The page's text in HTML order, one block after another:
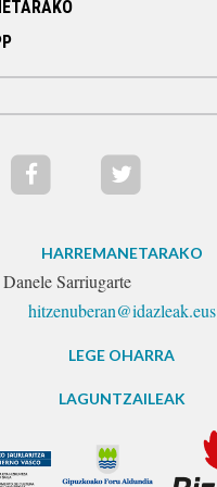
HARREMANETARAKO
Sarriugarte
hitzenuberan@idazleak.eus
LEGE OHARRA
LAGUNTZAILEAK